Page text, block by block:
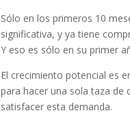
Sólo en los primeros 10
significativa, y ya tiene
Y eso es sólo en su primer
El crecimiento potencial es
para hacer una sola taza de
satisfacer esta demanda.